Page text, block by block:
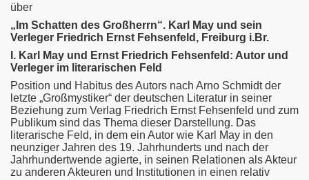
über
„Im Schatten des Großherrn“. Karl May und sein
Verleger Friedrich Ernst Fehsenfeld, Freiburg i.Br.
I. Karl May und Ernst Friedrich Fehsenfeld: Autor und
Verleger im literarischen Feld
Position und Habitus des Autors nach Arno Schmidt der
letzte „Großmystiker“ der deutschen Literatur in seiner
Beziehung zum Verlag Friedrich Ernst Fehsenfeld und zum
Publikum sind das Thema dieser Darstellung. Das
literarische Feld, in dem ein Autor wie Karl May in den
neunziger Jahren des 19. Jahrhunderts und nach der
Jahrhundertwende agierte, in seinen Relationen als Akteur
zu anderen Akteuren und Institutionen in einen relativ